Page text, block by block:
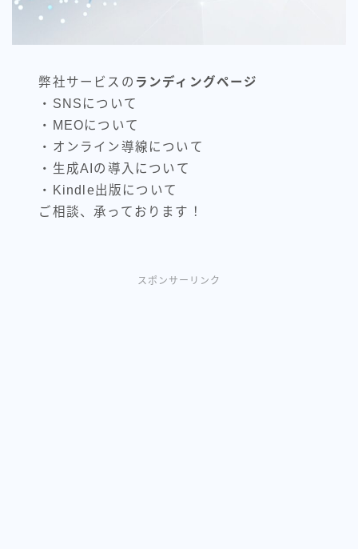
弊社サービスの ランディングページ
・SNSについて
・MEOについて
・オンライン導線について
・生成AIの導入について
・Kindle出版について
ご相談、承っております！
スポンサーリンク